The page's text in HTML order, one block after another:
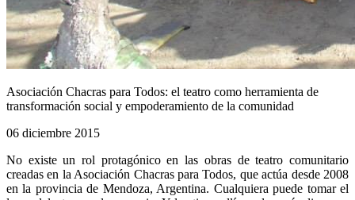
Asociación Chacras para Todos: el teatro como herramienta de
transformación social y empoderamiento de la comunidad
06 diciembre 2015
No existe un rol protagónico en las obras de teatro comunitario
creadas en la Asociación Chacras para Todos, que actúa desde 2008
en la provincia de Mendoza, Argentina. Cualquiera puede tomar el